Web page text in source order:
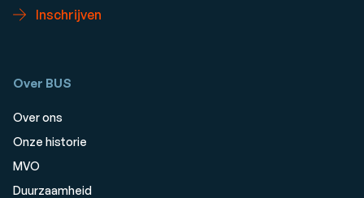
Inschrijven
Over BUS
Over ons
Onze historie
MVO
Duurzaamheid